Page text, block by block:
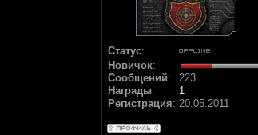
Статус:
Новичок:
Сообщений:
223
Награды:
1
Регистрация: 20.05.2011